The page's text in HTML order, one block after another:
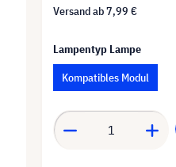
Versand ab7,99 €
Lampentyp Lampe
Kompatibles Modul